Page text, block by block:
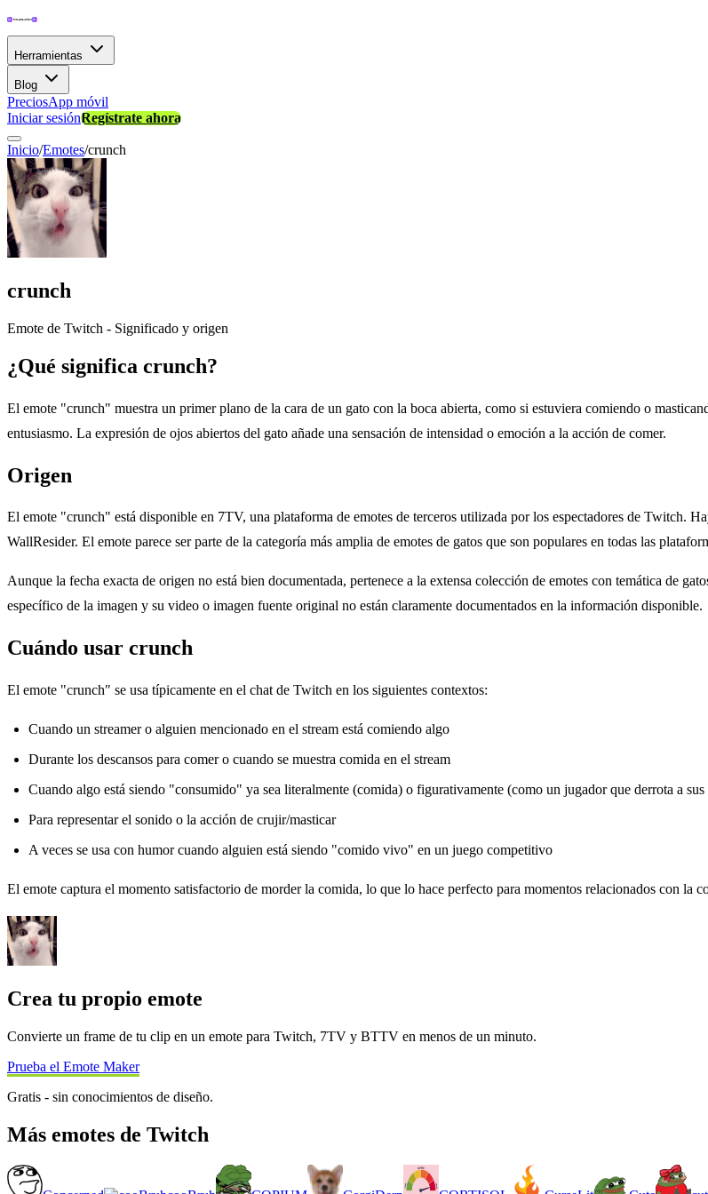
Herramientas
Blog
PreciosApp móvil
Iniciar sesiónRegístrate ahora
Inicio/Emotes/crunch
crunch
Emote de Twitch - Significado y origen
¿Qué significa crunch?
El emote "crunch" muestra un primer plano de la cara de un gato con la boca abierta, como si estuviera comiendo o
entusiasmo. La expresión de ojos abiertos del gato añade una sensación de intensidad o emoción a la acción de comer.
Origen
El emote "crunch" está disponible en 7TV, una plataforma de emotes de terceros utilizada por los espectadores de Twitch.
WallResider. El emote parece ser parte de la categoría más amplia de emotes de gatos que son populares en todas las
Aunque la fecha exacta de origen no está bien documentada, pertenece a la extensa colección de emotes con temática de
específico de la imagen y su video o imagen fuente original no están claramente documentados en la información disponible.
Cuándo usar crunch
El emote "crunch" se usa típicamente en el chat de Twitch en los siguientes contextos:
Cuando un streamer o alguien mencionado en el stream está comiendo algo
Durante los descansos para comer o cuando se muestra comida en el stream
Cuando algo está siendo "consumido" ya sea literalmente (comida) o figurativamente (como un jugador que derrota a sus
Para representar el sonido o la acción de crujir/masticar
A veces se usa con humor cuando alguien está siendo "comido vivo" en un juego competitivo
El emote captura el momento satisfactorio de morder la comida, lo que lo hace perfecto para momentos relacionados con la
Crea tu propio emote
Convierte un frame de tu clip en un emote para Twitch, 7TV y BTTV en menos de un minuto.
Prueba el Emote Maker
Gratis - sin conocimientos de diseño.
Más emotes de Twitch